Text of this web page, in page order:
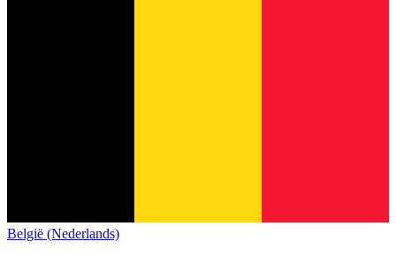
België (Nederlands)